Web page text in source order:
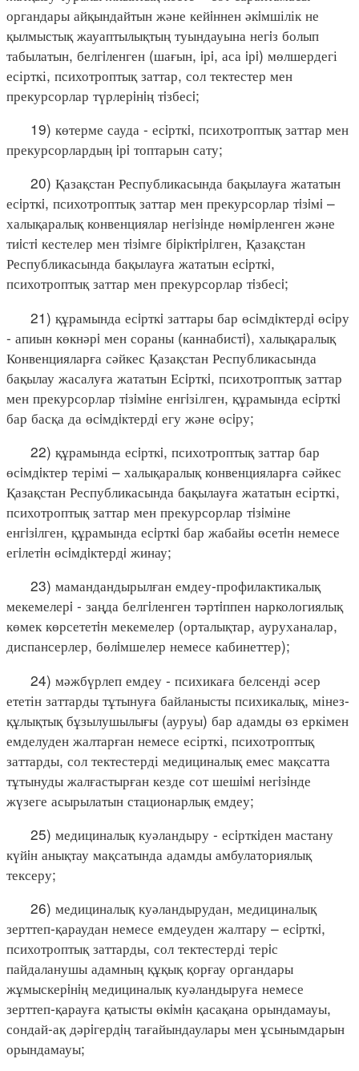
органдары айқындайтын және кейiннен әкiмшілік не
қылмыстық жауаптылықтың туындауына негiз болып
табылатын, белгiленген (шағын, iрi, аса iрi) мөлшердегі
есірткі, психотроптық заттар, сол тектестер мен
прекурсорлар түрлерiнiң тiзбесi;
19) көтерме сауда - есiрткi, психотроптық заттар мен
прекурсорлардың iрi топтарын сату;
20) Қазақстан Республикасында бақылауға жататын
есiрткi, психотроптық заттар мен прекурсорлар тiзiмi –
халықаралық конвенциялар негiзiнде нөмiрленген және
тиiстi кестелер мен тiзiмге бiрiктiрiлген, Қазақстан
Республикасында бақылауға жататын есiрткi,
психотроптық заттар мен прекурсорлар тiзбесi;
21) құрамында есiрткi заттары бар өсiмдiктердi өсiру
- апиын көкнәрi мен сораны (каннабистi), халықаралық
Конвенцияларға сәйкес Қазақстан Республикасында
бақылау жасалуға жататын Есiрткi, психотроптық заттар
мен прекурсорлар тiзiмiне енгiзілген, құрамында есiрткi
бар басқа да өсiмдiктердi егу және өсiру;
22) құрамында есiрткi, психотроптық заттар бар
өсiмдiктер терімі – халықаралық конвенцияларға сәйкес
Қазақстан Республикасында бақылауға жататын есірткі,
психотроптық заттар мен прекурсорлар тiзiміне
енгiзiлген, құрамында есiрткi бар жабайы өсетiн немесе
егiлетiн өсiмдiктердi жинау;
23) мамандандырылған емдеу-профилактикалық
мекемелерi - заңда белгiленген тәртiппен наркологиялық
көмек көрсететiн мекемелер (орталықтар, ауруханалар,
диспансерлер, бөлiмшелер немесе кабинеттер);
24) мәжбүрлеп емдеу - психикаға белсенді әсер
ететін заттарды тұтынуға байланысты психикалық, мінез-
құлықтық бұзылушылығы (ауруы) бар адамды өз еркімен
емделуден жалтарған немесе есірткі, психотроптық
заттарды, сол тектестерді медициналық емес мақсатта
тұтынуды жалғастырған кезде сот шешiмi негiзiнде
жүзеге асырылатын стационарлық емдеу;
25) медициналық куәландыру - есiрткiден мастану
күйiн анықтау мақсатында адамды амбулаториялық
тексеру;
26) медициналық куәландырудан, медициналық
зерттеп-қараудан немесе емдеуден жалтару – есiрткi,
психотроптық заттарды, сол тектестерді терiс
пайдаланушы адамның құқық қорғау органдары
жұмыскерiнiң медициналық куәландыруға немесе
зерттеп-қарауға қатысты өкiмiн қасақана орындамауы,
сондай-ақ дәрiгердiң тағайындаулары мен ұсынымдарын
орындамауы;